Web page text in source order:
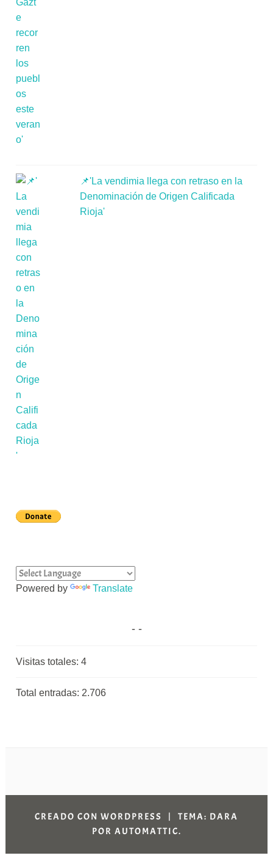
📌'La vendimia llega con retraso en la
Denominación de Origen Calificada
Rioja'
Powered by Translate
Visitas totales:4
Total entradas: 2.706
CREADO CON WORDPRESS |
TEMA: DARA
POR AUTOMATTIC.